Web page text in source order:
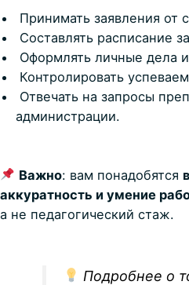
Принимать заявления от
Составлять расписание
Оформлять личные дела
Контролировать
Отвечать на запросы
администрации.
Важно: вам понадобятся
аккуратность и умение
а не педагогический стаж.
Подробнее о